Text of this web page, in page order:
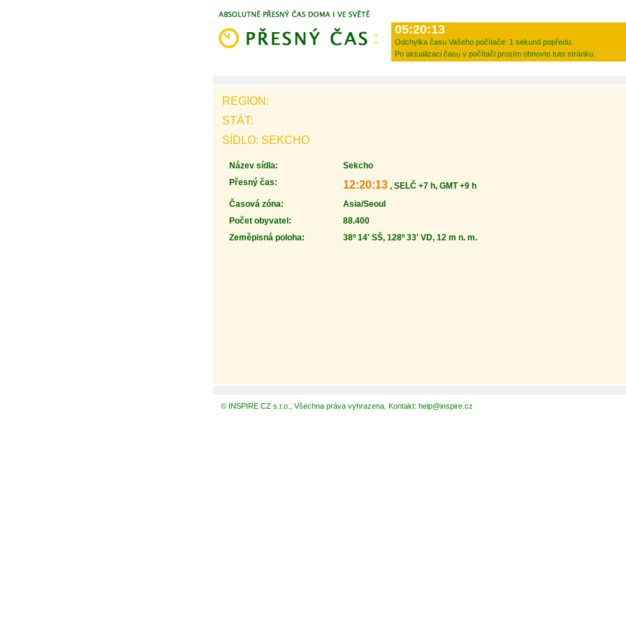
05:20:13
Odchylka času Vašeho počítače: 1 sekund popředu.
Po aktualizaci času v počítači prosím obnovte tuto stránku.
REGION:
STÁT:
SÍDLO: SEKCHO
Název sídla:
Sekcho
Přesný čas:
12:20:13 , SELČ +7 h, GMT +9 h
Časová zóna:
Asia/Seoul
Počet obyvatel:
88.400
Zeměpisná poloha:
38º 14' SŠ, 128º 33' VD, 12 m n. m.
© INSPIRE CZ s.r.o., Všechna práva vyhrazena. Kontakt: help@inspire.cz